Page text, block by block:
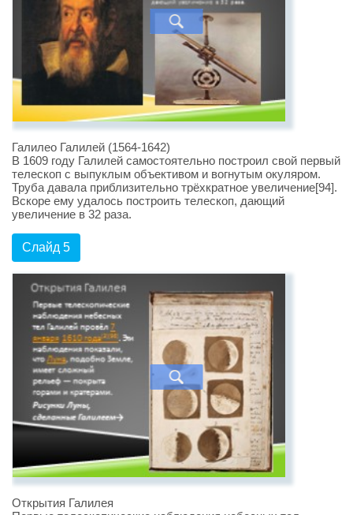
Галилео Галилей (1564-1642)
В 1609 году Галилей самостоятельно построил свой первый
телескоп с выпуклым объективом и вогнутым окуляром.
Труба давала приблизительно трёхкратное увеличение[94].
Вскоре ему удалось построить телескоп, дающий
увеличение в 32 раза.
Слайд 5
Открытия Галилея